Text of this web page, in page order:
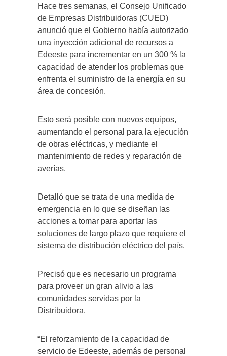
Hace tres semanas, el Consejo Unificado
de Empresas Distribuidoras (CUED)
anunció que el Gobierno había autorizado
una inyección adicional de recursos a
Edeeste para incrementar en un 300 % la
capacidad de atender los problemas que
enfrenta el suministro de la energía en su
área de concesión.
Esto será posible con nuevos equipos,
aumentando el personal para la ejecución
de obras eléctricas, y mediante el
mantenimiento de redes y reparación de
averías.
Detalló que se trata de una medida de
emergencia en lo que se diseñan las
acciones a tomar para aportar las
soluciones de largo plazo que requiere el
sistema de distribución eléctrico del país.
Precisó que es necesario un programa
para proveer un gran alivio a las
comunidades servidas por la
Distribuidora.
“El reforzamiento de la capacidad de
servicio de Edeeste, además de personal